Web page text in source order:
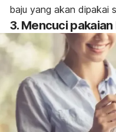
baju yang akan dipakai
3. Mencuci